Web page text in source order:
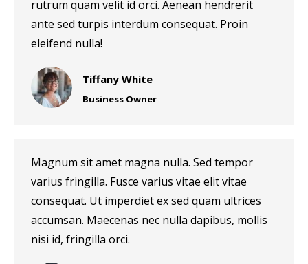
rutrum quam velit id orci. Aenean hendrerit
ante sed turpis interdum consequat. Proin
eleifend nulla!
Tiffany White
Business Owner
Magnum sit amet magna nulla. Sed tempor
varius fringilla. Fusce varius vitae elit vitae
consequat. Ut imperdiet ex sed quam ultrices
accumsan. Maecenas nec nulla dapibus, mollis
nisi id, fringilla orci.